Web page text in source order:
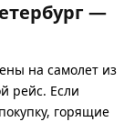
—
на самолет из
рейс. Если
горящие